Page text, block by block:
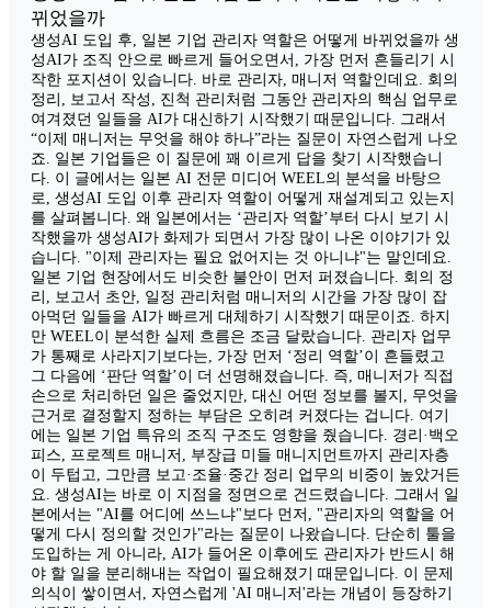
뀌었을까
생성AI 도입 후, 일본 기업 관리자 역할은 어떻게 바뀌었을까 생
성AI가 조직 안으로 빠르게 들어오면서, 가장 먼저 흔들리기 시
작한 포지션이 있습니다. 바로 관리자, 매니저 역할인데요. 회의
정리, 보고서 작성, 진척 관리처럼 그동안 관리자의 핵심 업무로
여겨졌던 일들을 AI가 대신하기 시작했기 때문입니다. 그래서
“이제 매니저는 무엇을 해야 하나”라는 질문이 자연스럽게 나오
죠. 일본 기업들은 이 질문에 꽤 이르게 답을 찾기 시작했습니
다. 이 글에서는 일본 AI 전문 미디어 WEEL의 분석을 바탕으
로, 생성AI 도입 이후 관리자 역할이 어떻게 재설계되고 있는지
를 살펴봅니다. 왜 일본에서는 ‘관리자 역할’부터 다시 보기 시
작했을까 생성AI가 화제가 되면서 가장 많이 나온 이야기가 있
습니다. "이제 관리자는 필요 없어지는 것 아니냐"는 말인데요.
일본 기업 현장에서도 비슷한 불안이 먼저 퍼졌습니다. 회의 정
리, 보고서 초안, 일정 관리처럼 매니저의 시간을 가장 많이 잡
아먹던 일들을 AI가 빠르게 대체하기 시작했기 때문이죠. 하지
만 WEEL이 분석한 실제 흐름은 조금 달랐습니다. 관리자 업무
가 통째로 사라지기보다는, 가장 먼저 ‘정리 역할’이 흔들렸고
그 다음에 ‘판단 역할’이 더 선명해졌습니다. 즉, 매니저가 직접
손으로 처리하던 일은 줄었지만, 대신 어떤 정보를 볼지, 무엇을
근거로 결정할지 정하는 부담은 오히려 커졌다는 겁니다. 여기
에는 일본 기업 특유의 조직 구조도 영향을 줬습니다. 경리·백오
피스, 프로젝트 매니저, 부장급 미들 매니지먼트까지 관리자층
이 두텁고, 그만큼 보고·조율·중간 정리 업무의 비중이 높았거든
요. 생성AI는 바로 이 지점을 정면으로 건드렸습니다. 그래서 일
본에서는 "AI를 어디에 쓰느냐"보다 먼저, "관리자의 역할을 어
떻게 다시 정의할 것인가"라는 질문이 나왔습니다. 단순히 툴을
도입하는 게 아니라, AI가 들어온 이후에도 관리자가 반드시 해
야 할 일을 분리해내는 작업이 필요해졌기 때문입니다. 이 문제
의식이 쌓이면서, 자연스럽게 'AI 매니저'라는 개념이 등장하기